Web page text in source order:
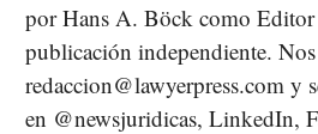
por Hans A. Böck como Editor
publicación independiente.
redaccion@lawyerpress.com y
en @newsjuridicas, LinkedIn,